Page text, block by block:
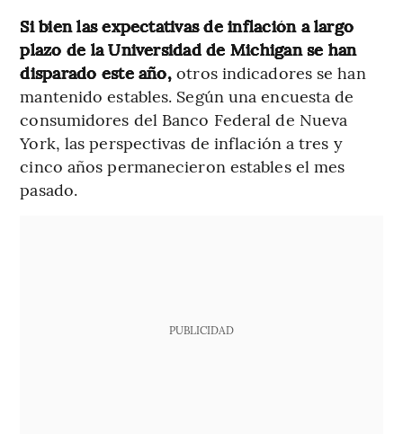
Si bien las expectativas de inflación a largo
plazo de la Universidad de Michigan se han
disparado este año,otros indicadores se han
mantenido estables. Según una encuesta de
consumidores del Banco Federal de Nueva
York, las perspectivas de inflación a tres y
cinco años permanecieron estables el mes
pasado.
PUBLICIDAD